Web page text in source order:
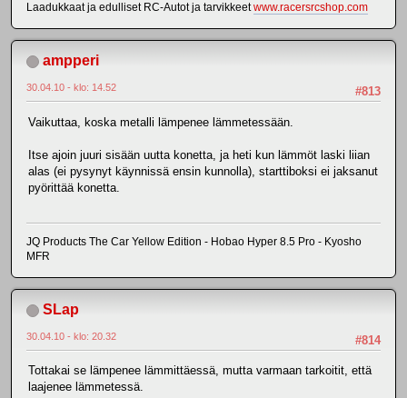
Laadukkaat ja edulliset RC-Autot ja tarvikkeetwww.racersrcshop.com
ampperi
#813
30.04.10 - klo: 14.52
Vaikuttaa, koska metalli lämpenee lämmetessään.
Itse ajoin juuri sisään uutta konetta, ja heti kun lämmöt laski liian
alas (ei pysynyt käynnissä ensin kunnolla), starttiboksi ei jaksanut
pyörittää konetta.
JQ Products The Car Yellow Edition - Hobao Hyper 8.5 Pro - Kyosho
MFR
SLap
#814
30.04.10 - klo: 20.32
Tottakai se lämpenee lämmittäessä, mutta varmaan tarkoitit, että
laajenee lämmetessä.